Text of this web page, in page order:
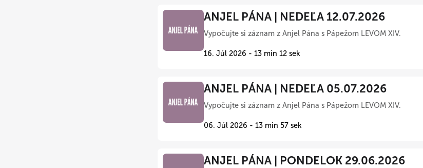
ANJEL PÁNA | NEDEĽA 12.07.2026
Vypočujte si záznam z Anjel Pána s Pápežom LEVOM XIV.
16. Júl 2026 - 13 min 12 sek
ANJEL PÁNA | NEDEĽA 05.07.2026
Vypočujte si záznam z Anjel Pána s Pápežom LEVOM XIV.
06. Júl 2026 - 13 min 57 sek
ANJEL PÁNA | PONDELOK 29.06.2026